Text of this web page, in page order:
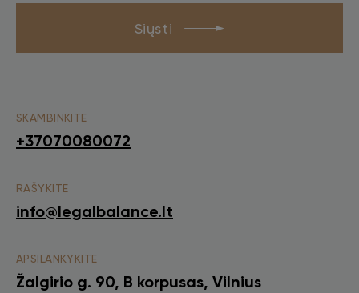
Siųsti
SKAMBINKITE
+37070080072
RAŠYKITE
info@legalbalance.lt
APSILANKYKITE
Žalgirio g. 90, B korpusas, Vilnius